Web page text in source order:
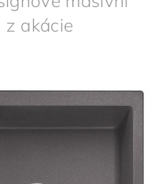
z akácie